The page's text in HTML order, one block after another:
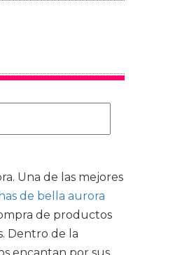
Una de las mejores
de bella aurora
de productos
Dentro de la